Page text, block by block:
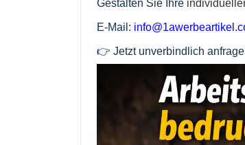
Gestalten Sie Ihre
E-Mail:
👉 Jetzt unverbindlich